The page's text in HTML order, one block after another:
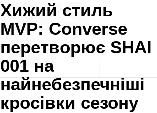
Хижий стиль
MVP: Converse
перетворює SHAI
001 на
найнебезпечніші
кросівки сезону